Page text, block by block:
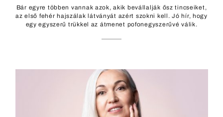
Bár egyre többen vannak azok, akik bevállalják ősz tincseiket,
az első fehér hajszálak látványát azért szokni kell. Jó hír, hogy
egy egyszerű trükkel az átmenet pofonegyszerűvé válik.